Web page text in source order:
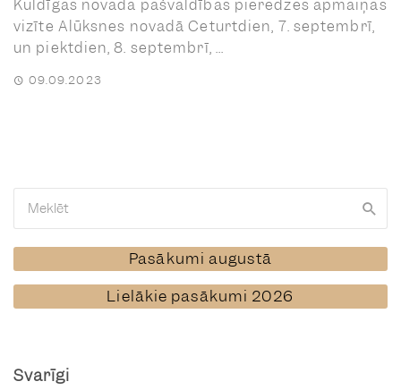
Kuldīgas novada pašvaldības pieredzes apmaiņas
vizīte Alūksnes novadā Ceturtdien, 7. septembrī,
un piektdien, 8. septembrī, ...
09.09.2023
Pasākumi augustā
Lielākie pasākumi 2026
Svarīgi